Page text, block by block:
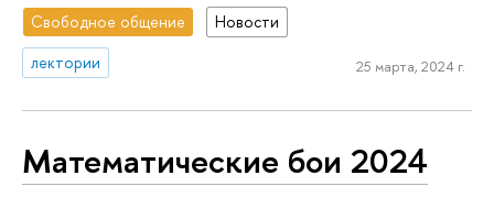
Свободное общение
Новости
лектории
25 марта, 2024 г.
Математические бои 2024